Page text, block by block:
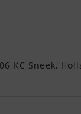
KC Sneek,